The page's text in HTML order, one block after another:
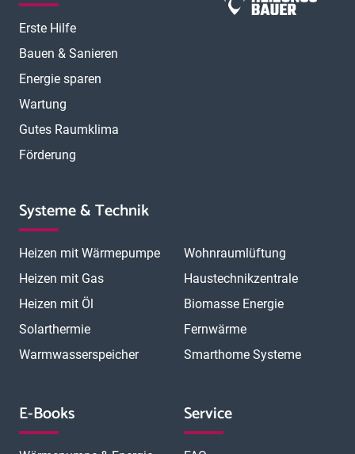
Erste Hilfe
Bauen & Sanieren
Energie sparen
Wartung
Gutes Raumklima
Förderung
Systeme & Technik
Heizen mit Wärmepumpe
Heizen mit Gas
Heizen mit Öl
Solarthermie
Warmwasserspeicher
Wohnraumlüftung
Haustechnikzentrale
Biomasse Energie
Fernwärme
Smarthome Systeme
E-Books Service